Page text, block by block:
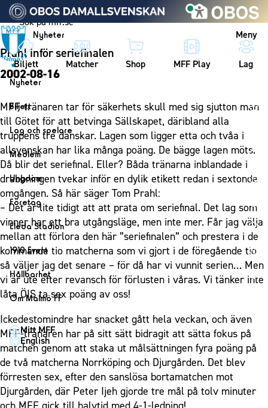
Vidare till innehållet
Nyheter Meny
Biljett Matcher Shop MFF Play Lag
Nyheter
Nyheter
Kalender
Biljett
Biljett
Årskort herr
Årskort dam
Mitt MFF
Biljetter till bortamatcher
Biljettvillkor
Lag och spelare
Lag
Herrlaget
Spelare
Ledarstab
Damlaget
Spelare
Ledarstab
Medlem
Medlemskap i Malmö FF
Årsmöte 2026
Ungdom
MFF Ungdom
Sommarfotboll
Skånecupen
Fotbollsskolan
Fotbollsnätverket
P19
F19
P17
F17
Malmö Trophy
Företag
Bli företagspartner
Nätverket
Klubbstolar
Partner dam
Eleda Stadion
Eleda Stadion
Erics Bar & Restaurang
Matchdag på Eleda Stadion
MFF-museet & rundvandringar
1910 Event
1910 Event
Fest & Event
Möte
Mässa
Sommarfest
Julshow
Inspiration
Hållbarhet
Hållbarhet
Himmelsblå framtid – en match för miljön
MFF i samhället
Laget för alla
Nattfotboll
Himmelsblå Tillsammans
Om Malmö FF
Om Malmö FF
Kontakt
Press och media
Historik – herrlaget
Historik – damlaget
Mitt MFF
English
Prahl inför seriefinalen
2002-08-16
MFF-tränaren tar för säkerhets skull med sig sjutton man
till Götet för att betvinga Sällskapet, däribland alla
truppens tre danskar. Lagen som ligger etta och tvåa i
allsvenskan har lika många poäng. De bägge lagen möts.
Då blir det seriefinal. Eller? Båda tränarna inblandade i
drabbningen tvekar inför en dylik etikett redan i sextonde
omgången. Så här säger Tom Prahl:
– Det är lite tidigt att att prata om seriefinal. Det lag som
vinner har ett bra utgångsläge, men inte mer. Får jag välja
mellan att förlora den här ”seriefinalen” och prestera i de
kommande tio matcherna som vi gjort i de föregående tio
så väljer jag det senare – för då har vi vunnit serien… Men
vi är ute efter revansch för förlusten i våras. Vi tänker inte
låta ÖIS ta sex poäng av oss!
Ickedestomindre har snacket gått hela veckan, och även
MFF-tränaren har på sitt sätt bidragit att sätta fokus på
matchen genom att staka ut målsättningen fyra poäng på
de två matcherna Norrköping och Djurgården. Det blev
förresten sex, efter den sanslösa bortamatchen mot
Djurgården, där Peter Ijeh gjorde tre mål på tolv minuter